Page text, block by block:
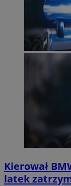
Kierował
latek